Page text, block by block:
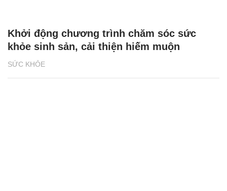
SỨC KHỎE
Khởi động chương trình chăm sóc sức
khỏe sinh sản, cải thiện hiếm muộn